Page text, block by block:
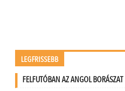
LEGFRISSEBB
FELFUTÓBAN AZ ANGOL BORÁSZAT